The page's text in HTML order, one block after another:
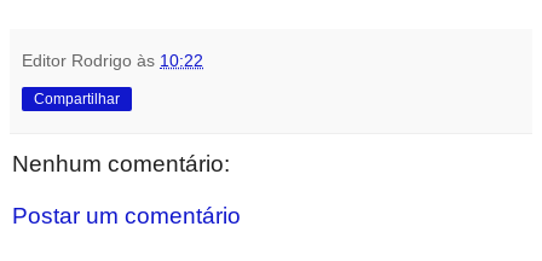
Editor Rodrigo às 10:22
Compartilhar
Nenhum comentário:
Postar um comentário